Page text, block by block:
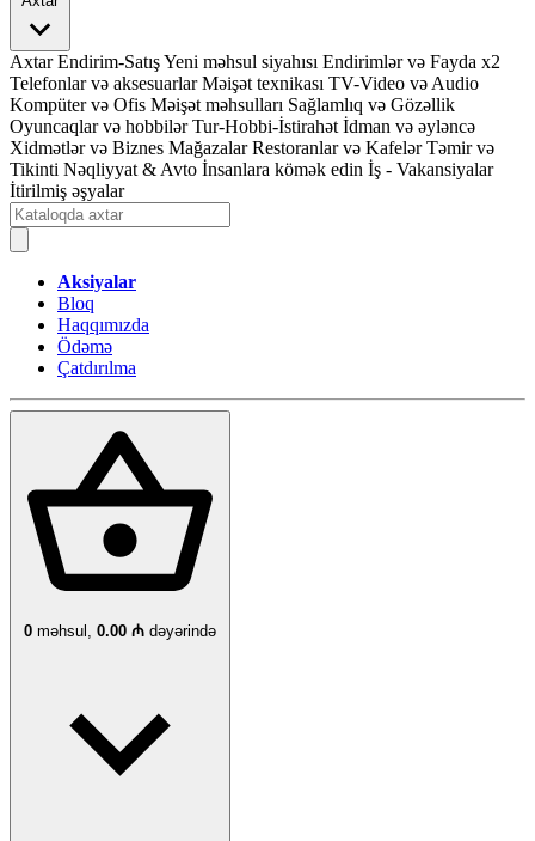
Axtar Endirim-SatışYeni məhsul siyahısı Endirimlər və Fayda x2
Telefonlar və aksesuarlar Məişət texnikası TV-Video və Audio
Kompüter və Ofis Məişət məhsulları Sağlamlıq və Gözəllik
Oyuncaqlar və hobbilər Tur-Hobbi-İstirahət İdman və əyləncə
Xidmətlər və Biznes Mağazalar Restoranlar və Kafelər Təmir və
Tikinti Nəqliyyat & Avto İnsanlara kömək edin İş - Vakansiyalar
İtirilmiş əşyalar
Aksiyalar
Bloq
Haqqımızda
Ödəmə
Çatdırılma
0 məhsul, 0.00 ₼ dəyərində